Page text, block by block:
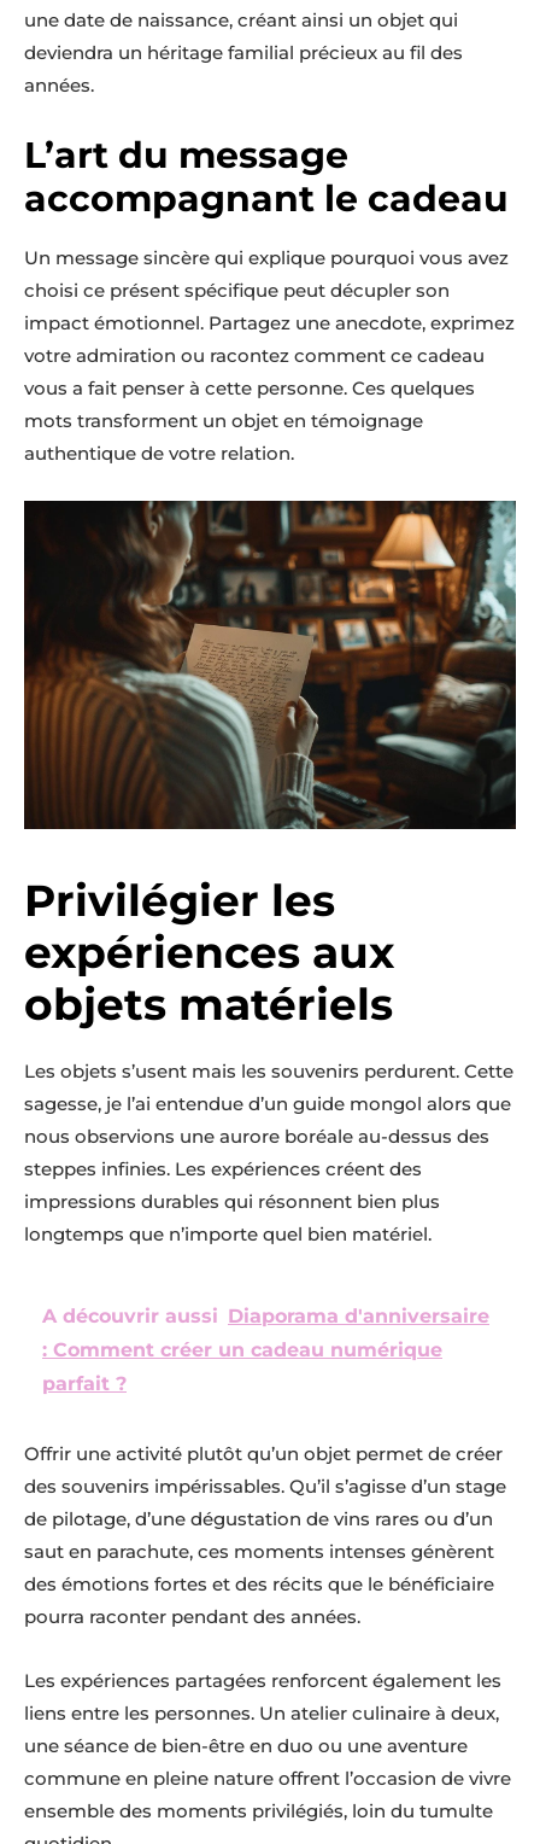
une date de naissance, créant ainsi un objet qui
deviendra un héritage familial précieux au fil des
années.
L’art du message
accompagnant le cadeau
Un message sincère qui explique pourquoi vous avez
choisi ce présent spécifique peut décupler son
impact émotionnel. Partagez une anecdote, exprimez
votre admiration ou racontez comment ce cadeau
vous a fait penser à cette personne. Ces quelques
mots transforment un objet en témoignage
authentique de votre relation.
Privilégier les
expériences aux
objets matériels
Les objets s’usent mais les souvenirs perdurent. Cette
sagesse, je l’ai entendue d’un guide mongol alors que
nous observions une aurore boréale au-dessus des
steppes infinies. Les expériences créent des
impressions durables qui résonnent bien plus
longtemps que n’importe quel bien matériel.
A découvrir aussi Diaporama d'anniversaire
: Comment créer un cadeau numérique
parfait ?
Offrir une activité plutôt qu’un objet permet de créer
des souvenirs impérissables. Qu’il s’agisse d’un stage
de pilotage, d’une dégustation de vins rares ou d’un
saut en parachute, ces moments intenses génèrent
des émotions fortes et des récits que le bénéficiaire
pourra raconter pendant des années.
Les expériences partagées renforcent également les
liens entre les personnes. Un atelier culinaire à deux,
une séance de bien-être en duo ou une aventure
commune en pleine nature offrent l’occasion de vivre
ensemble des moments privilégiés, loin du tumulte